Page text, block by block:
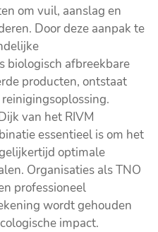
om vuil, aanslag en
Door deze aanpak te
biologisch afbreekbare
producten, ontstaat
van het RIVM
essentieel is om het
optimale
Organisaties als TNO
professioneel
wordt gehouden
impact.